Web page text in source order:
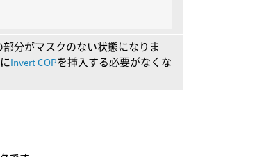
分がマスクのない状態になりま
Invert COPを挿入する必要がなくな